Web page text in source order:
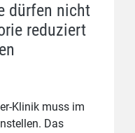
dürfen nicht
reduziert
Klinik muss im
Das